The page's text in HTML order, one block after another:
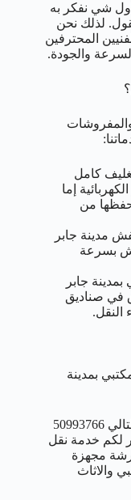
شي نفكر به
لذلك نحن
المحترفين
والجودة.
كامل
إما
من
مدينة جابر
بسرعة
جابر
في صناديق
النقل.
بمدينة
توقفوا عن البحث وتواصلوا معنا على الرقم التالي 50993766
لكم خدمة نقل
مجهزة
والاثاث